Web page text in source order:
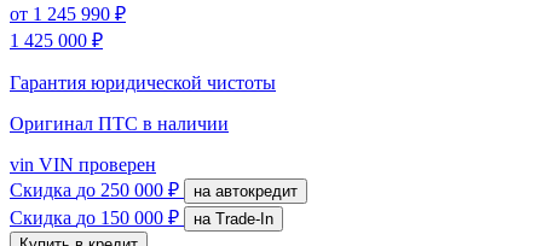
от 1 245 990 ₽
1 425 000 ₽
Гарантия юридической чистоты
Оригинал ПТС в наличии
vin VIN проверен
Скидка до 250 000 ₽ на автокредит
Скидка до 150 000 ₽
на Trade-In